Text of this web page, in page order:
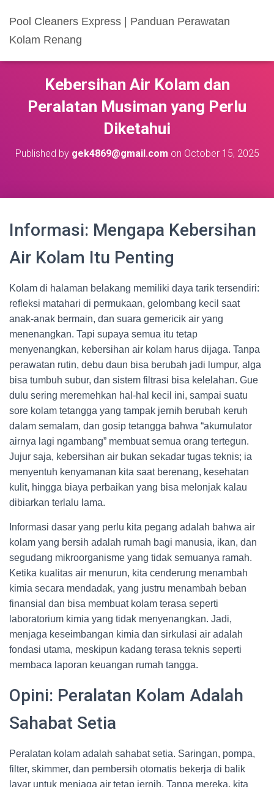
Pool Cleaners Express | Panduan Perawatan
Kolam Renang
Kebersihan Air Kolam dan
Peralatan Musiman yang Perlu
Diketahui
Published by gek4869@gmail.com on October 15, 2025
Informasi: Mengapa Kebersihan
Air Kolam Itu Penting
Kolam di halaman belakang memiliki daya tarik tersendiri:
refleksi matahari di permukaan, gelombang kecil saat
anak-anak bermain, dan suara gemericik air yang
menenangkan. Tapi supaya semua itu tetap
menyenangkan, kebersihan air kolam harus dijaga. Tanpa
perawatan rutin, debu daun bisa berubah jadi lumpur, alga
bisa tumbuh subur, dan sistem filtrasi bisa kelelahan. Gue
dulu sering meremehkan hal-hal kecil ini, sampai suatu
sore kolam tetangga yang tampak jernih berubah keruh
dalam semalam, dan gosip tetangga bahwa “akumulator
airnya lagi ngambang” membuat semua orang tertegun.
Jujur saja, kebersihan air bukan sekadar tugas teknis; ia
menyentuh kenyamanan kita saat berenang, kesehatan
kulit, hingga biaya perbaikan yang bisa melonjak kalau
dibiarkan terlalu lama.
Informasi dasar yang perlu kita pegang adalah bahwa air
kolam yang bersih adalah rumah bagi manusia, ikan, dan
segudang mikroorganisme yang tidak semuanya ramah.
Ketika kualitas air menurun, kita cenderung menambah
kimia secara mendadak, yang justru menambah beban
finansial dan bisa membuat kolam terasa seperti
laboratorium kimia yang tidak menyenangkan. Jadi,
menjaga keseimbangan kimia dan sirkulasi air adalah
fondasi utama, meskipun kadang terasa teknis seperti
membaca laporan keuangan rumah tangga.
Opini: Peralatan Kolam Adalah
Sahabat Setia
Peralatan kolam adalah sahabat setia. Saringan, pompa,
filter, skimmer, dan pembersih otomatis bekerja di balik
layar untuk menjaga air tetap jernih. Tanpa mereka, kita